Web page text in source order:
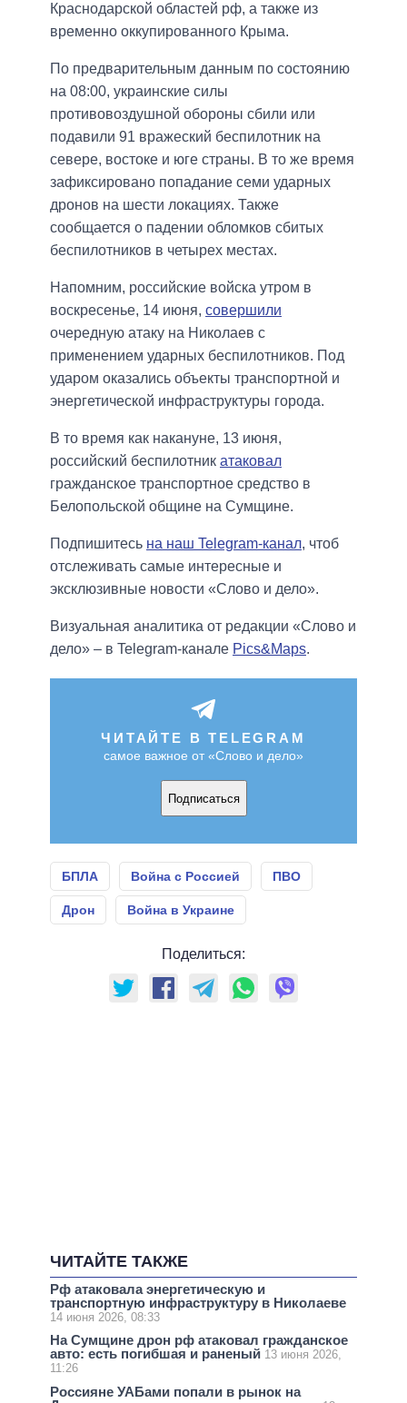
Краснодарской областей рф, а также из
временно оккупированного Крыма.
По предварительным данным по состоянию
на 08:00, украинские силы
противовоздушной обороны сбили или
подавили 91 вражеский беспилотник на
севере, востоке и юге страны. В то же время
зафиксировано попадание семи ударных
дронов на шести локациях. Также
сообщается о падении обломков сбитых
беспилотников в четырех местах.
Напомним, российские войска утром в
воскресенье, 14 июня, совершили
очередную атаку на Николаев с
применением ударных беспилотников. Под
ударом оказались объекты транспортной и
энергетической инфраструктуры города.
В то время как накануне, 13 июня,
российский беспилотник атаковал
гражданское транспортное средство в
Белопольской общине на Сумщине.
Подпишитесь на наш Telegram-канал, чтоб
отслеживать самые интересные и
эксклюзивные новости «Слово и дело».
Визуальная аналитика от редакции «Слово и
дело» – в Telegram-канале Pics&Maps.
ЧИТАЙТЕ В TELEGRAM
самое важное от «Слово и дело»
Подписаться
БПЛА Война с Россией ПВО
Дрон Война в Украине
Поделиться:
ЧИТАЙТЕ ТАКЖЕ
Рф атаковала энергетическую и
транспортную инфраструктуру в Николаеве
14 июня 2026, 08:33
На Сумщине дрон рф атаковал гражданское
авто: есть погибшая и раненый 13 июня 2026,
11:26
Россияне УАБами попали в рынок на